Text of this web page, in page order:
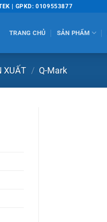
| GPKD: 0109553877
TRANG CHỦ SẢN PHẨM
XUẤT / Q-Mark